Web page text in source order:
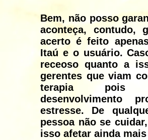
Bem, não posso
aconteça, contudo,
acerto é feito
Itaú e o usuário.
receoso quanto a
gerentes que viam
terapia pois
desenvolvimento
estresse. De
pessoa não se
isso afetar ainda